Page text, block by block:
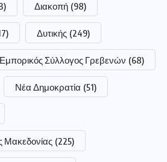
Διακοπή (98)
Δυτικής (249)
Εμπορικός Σύλλογος Γρεβενών (68)
Νέα Δημοκρατία (51)
Μακεδονίας (225)